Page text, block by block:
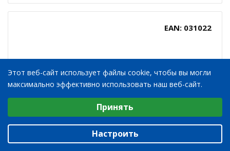
EAN: 031022
8.25X19.5 8/221.0/275, B 2 , ET 0 JANTSA 825107,
Этот веб-сайт использует файлы cookie, чтобы вы могли
максимально эффективно использовать наш веб-сайт.
Выберите настройки cookie
Аналитические/Функциональные
Принять
Настроить